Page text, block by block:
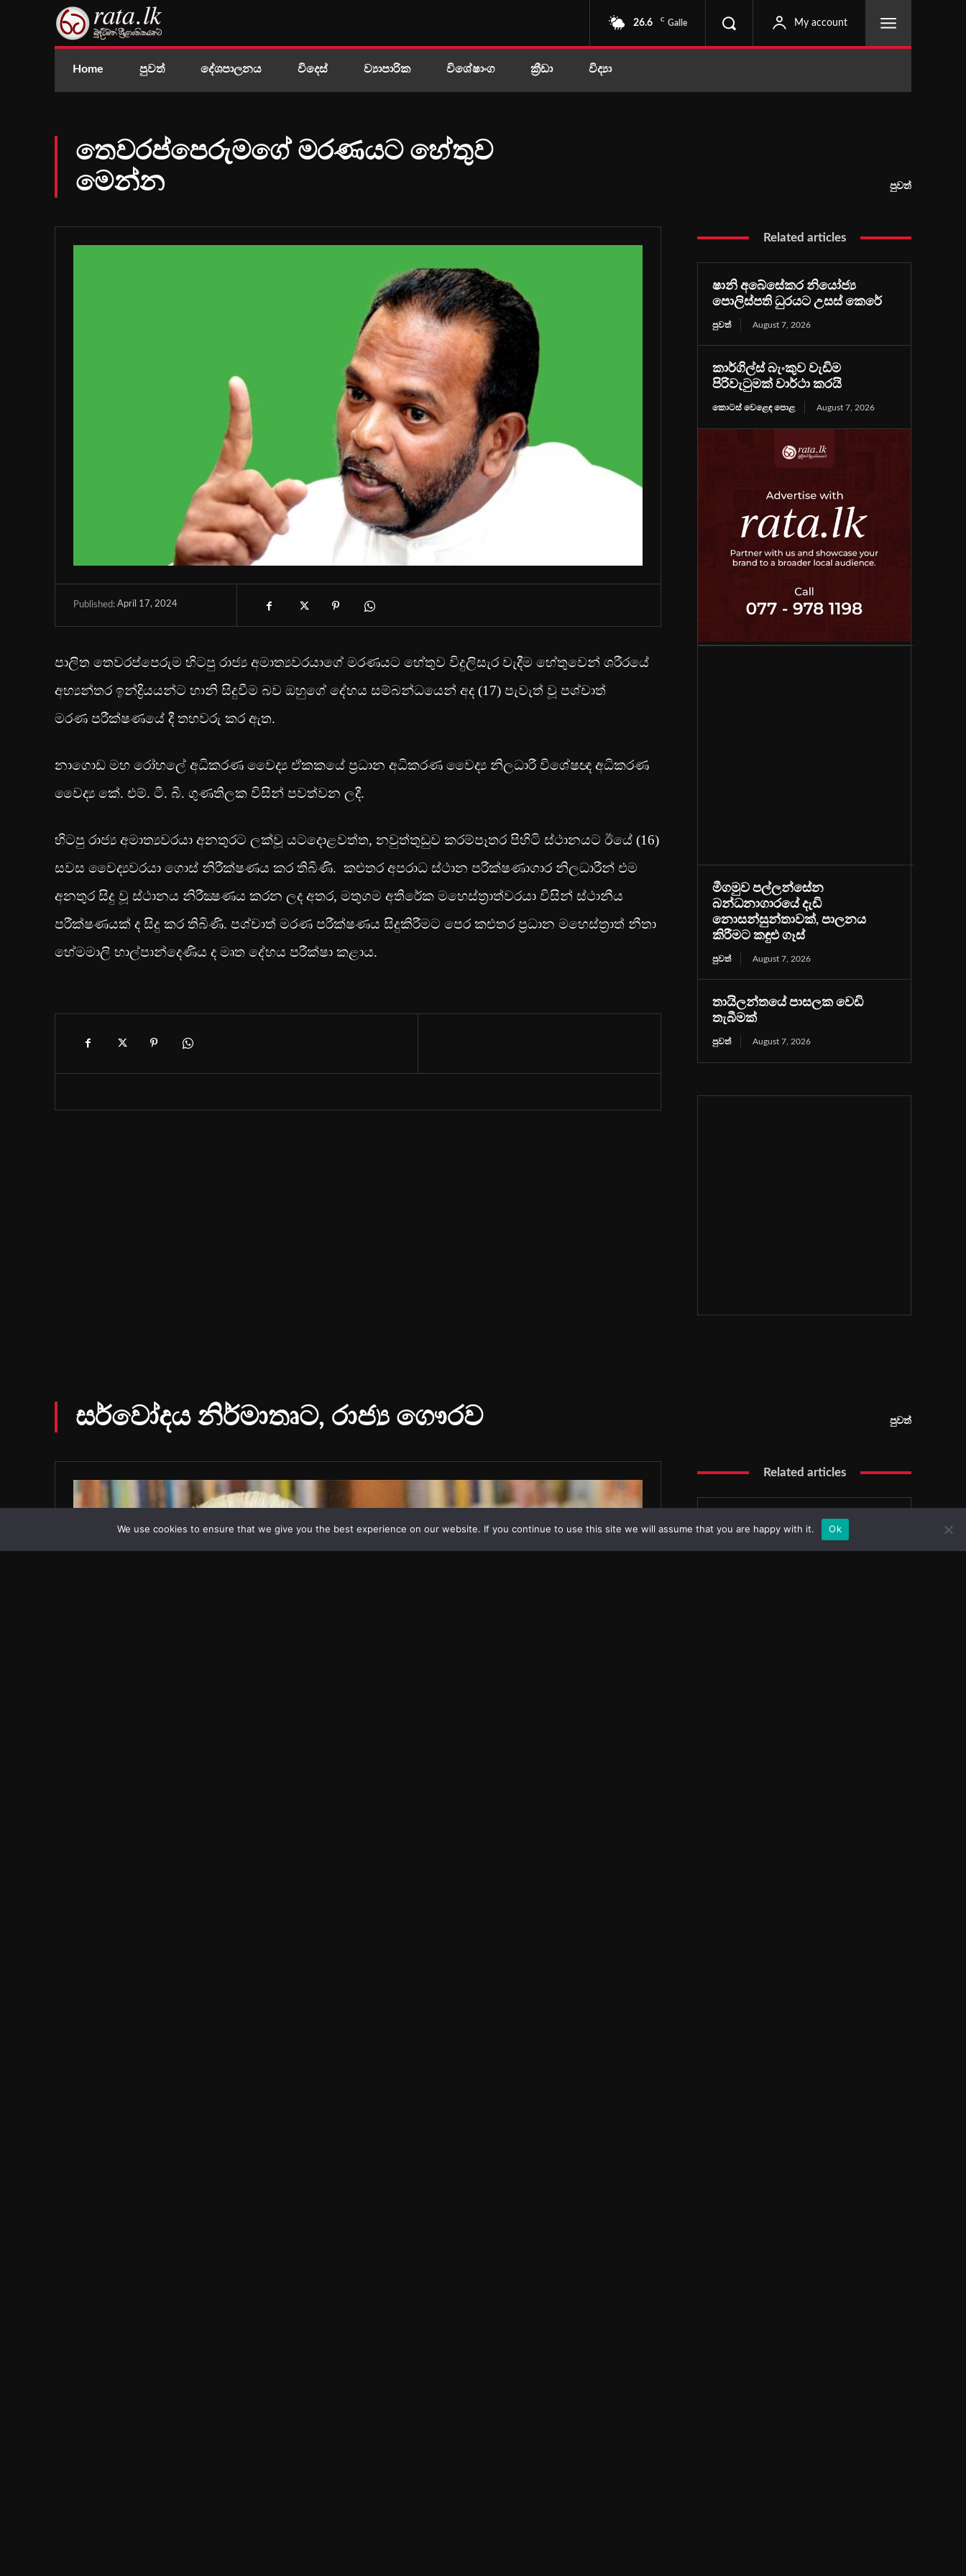
26.6 C Galle My account
Home පුවත් දේශපාලනය විදෙස් ව්‍යාපාරික විශේෂාංග ක්‍රීඩා විද්‍යා
තෙවරප්පෙරුමගේ මරණයට හේතුව
මෙන්න
පුවත්
Published: April 17, 2024
පාලිත තෙවරප්පෙරුම හිටපු රාජ්‍ය අමාත්‍යවරයාගේ මරණයට හේතුව විදුලිසැර වැදීම හේතුවෙන් ශරීරයේ
අභ්‍යන්තර ඉන්ද්‍රියයන්ට හානි සිදුවීම බව ඔහුගේ දේහය සම්බන්ධයෙන් අද (17) පැවැත් වූ පශ්චාත්
මරණ පරීක්ෂණයේ දී තහවරු කර ඇත.
නාගොඩ මහ රෝහලේ අධිකරණ වෛද්‍ය ඒකකයේ ප්‍රධාන අධිකරණ වෛද්‍ය නිලධාරී විශේෂඥ අධිකරණ
වෛද්‍ය කේ. එම්. ටී. බී. ගුණතිලක විසින් පවත්වන ලදී.
හිටපු රාජ්‍ය අමාත්‍යවරයා අනතුරට ලක්වූ යටදොළවත්ත, නවුත්තුඩුව කරම්පෑතර පිහිටි ස්ථානයට ඊයේ (16)
සවස වෛද්‍යවරයා ගොස් නිරීක්ෂණය කර තිබිණි. කළුතර අපරාධ ස්ථාන පරීක්ෂණාගාර නිලධාරීන් එම
අනතුර සිදු වූ ස්ථානය නිරීක්‍ෂණය කරන ලද අතර, මතුගම අතිරේක මහෙස්ත්‍රාත්වරයා විසින් ස්ථානීය
පරීක්ෂණයක් ද සිදු කර තිබිණි. පශ්චාත් මරණ පරීක්ෂණය සිදුකිරීමට පෙර කළුතර ප්‍රධාන මහෙස්ත්‍රාත් නීතා
හේමමාලි හාල්පාන්දෙණිය ද මෘත දේහය පරීක්ෂා කළාය.
Related articles
ෂානි අබේසේකර නියෝජ්‍ය
පොලිස්පති ධුරයට උසස් කෙරේ
පුවත් August 7, 2026
කාර්ගිල්ස් බැංකුව වැඩිම
පිරිවැටුමක් වාර්ථා කරයි
කොටස් වෙළෙඳ පොළ August 7, 2026
මීගමුව පල්ලන්සේන
බන්ධනාගාරයේ දැඩි
නොසන්සුන්තාවක්, පාලනය
කිරීමට කඳුළු ගෑස්
පුවත් August 7, 2026
තායිලන්තයේ පාසලක වෙඩි
තැබීමක්
පුවත් August 7, 2026
We use cookies to ensure that we give you the best experience on our website. If you continue to use this site we will assume that you are happy with it. Ok